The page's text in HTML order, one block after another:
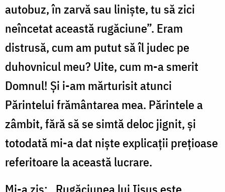
autobuz, în zarvă sau liniște, tu să zici
neîncetat această rugăciune”. Eram
distrusă, cum am putut să îl judec pe
duhovnicul meu? Uite, cum m-a smerit
Domnul! Și i-am mărturisit atunci
Părintelui frământarea mea. Părintele a
zâmbit, fără să se simtă deloc jignit, și
totodată mi-a dat niște explicații prețioase
referitoare la această lucrare.